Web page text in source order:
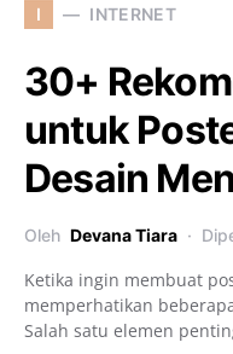
I INTERNET
30+
untuk
Desain
Oleh Devana Tiara
Ketika ingin membuat
memperhatikan
Salah satu elemen